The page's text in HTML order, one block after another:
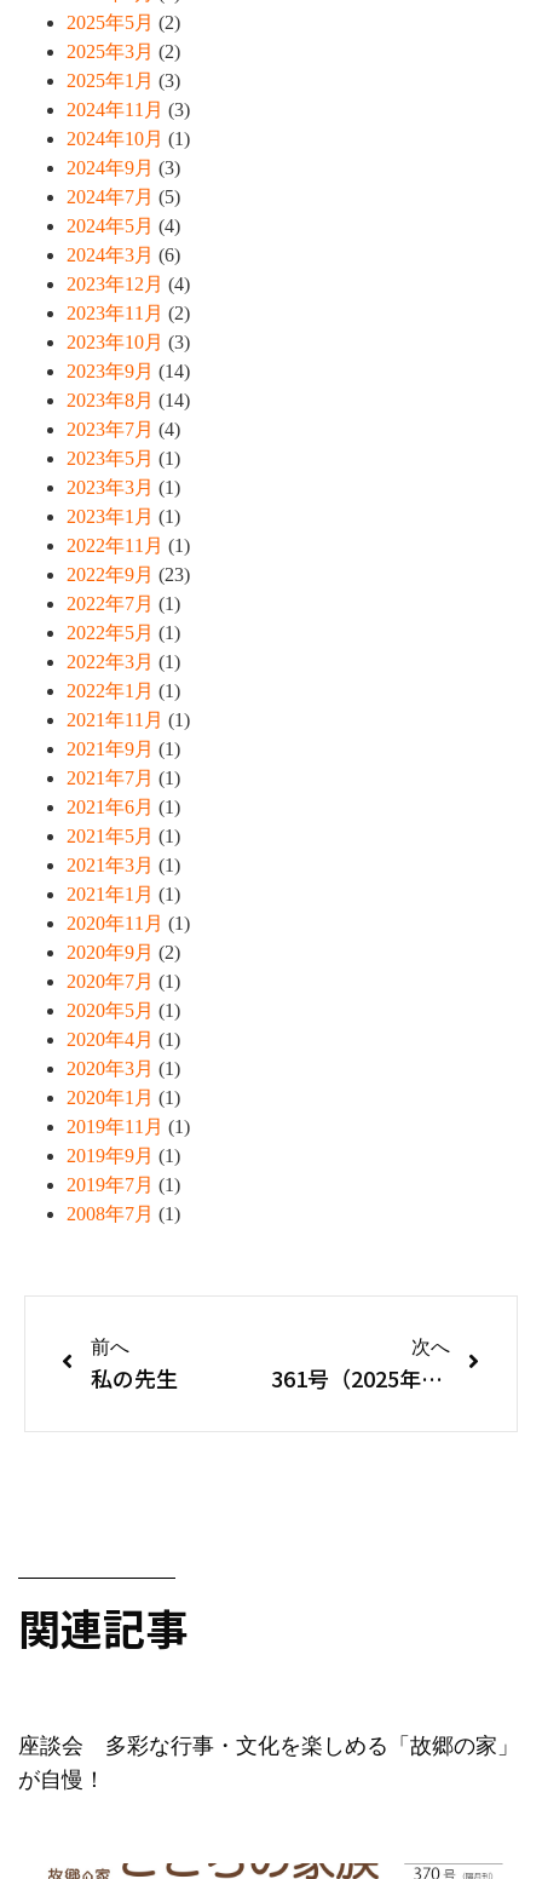
2025年5月 (2)
2025年3月 (2)
2025年1月 (3)
2024年11月 (3)
2024年10月 (1)
2024年9月 (3)
2024年7月 (5)
2024年5月 (4)
2024年3月 (6)
2023年12月 (4)
2023年11月 (2)
2023年10月 (3)
2023年9月 (14)
2023年8月 (14)
2023年7月 (4)
2023年5月 (1)
2023年3月 (1)
2023年1月 (1)
2022年11月 (1)
2022年9月 (23)
2022年7月 (1)
2022年5月 (1)
2022年3月 (1)
2022年1月 (1)
2021年11月 (1)
2021年9月 (1)
2021年7月 (1)
2021年6月 (1)
2021年5月 (1)
2021年3月 (1)
2021年1月 (1)
2020年11月 (1)
2020年9月 (2)
2020年7月 (1)
2020年5月 (1)
2020年4月 (1)
2020年3月 (1)
2020年1月 (1)
2019年11月 (1)
2019年9月 (1)
2019年7月 (1)
2008年7月 (1)
前へ
私の先生
次へ
361号（2025年1・2月号）
関連記事
座談会 多彩な行事・文化を楽しめる「故郷の家」
が自慢！